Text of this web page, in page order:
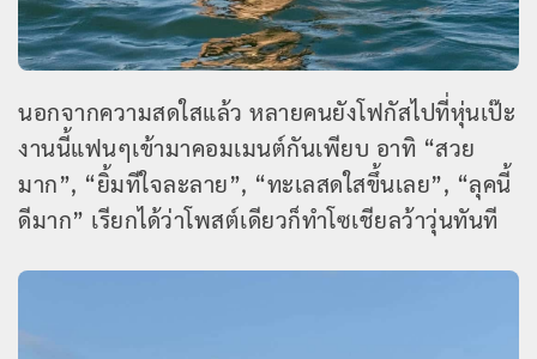
นอกจากความสดใสแล้ว หลายคนยังโฟกัสไปที่หุ่นเป๊ะ
งานนี้แฟนๆเข้ามาคอมเมนต์กันเพียบ อาทิ “สวย
มาก”, “ยิ้มทีใจละลาย”, “ทะเลสดใสขึ้นเลย”, “ลุคนี้
ดีมาก” เรียกได้ว่าโพสต์เดียวก็ทำโซเชียลว้าวุ่นทันที